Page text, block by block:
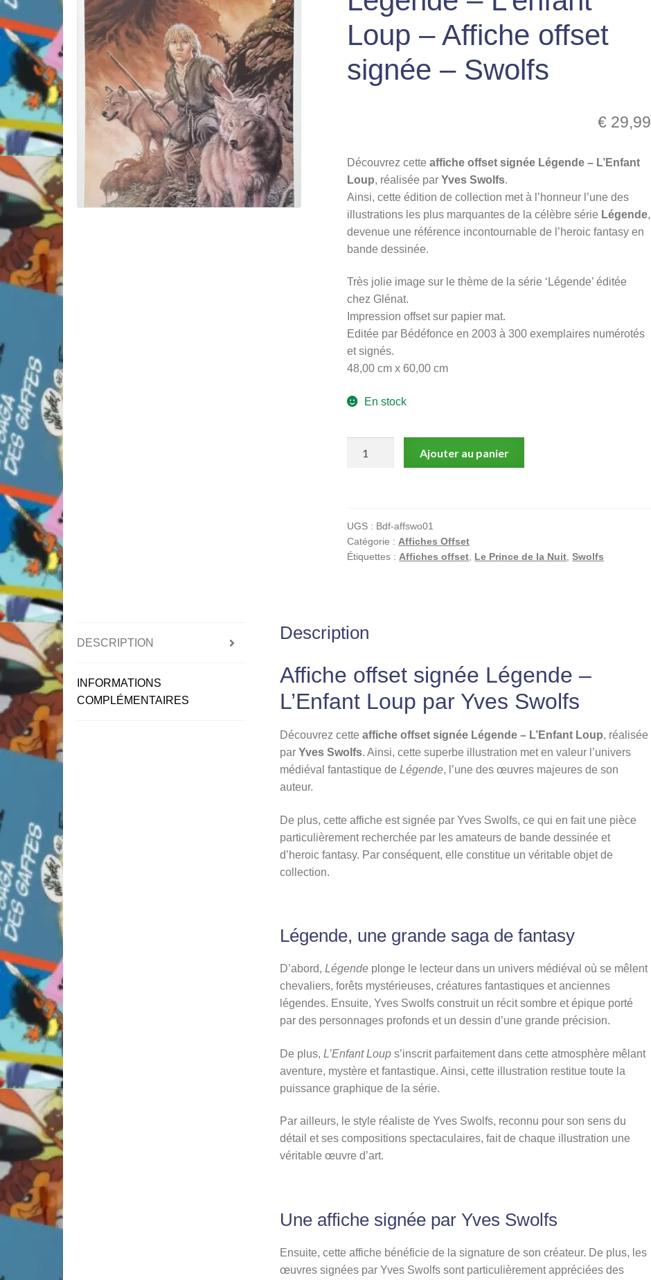
Loup – Affiche offset
signée – Swolfs
€ 29,99
Découvrez cetteaffiche offset signée Légende – L’Enfant
Loup, réalisée parYves Swolfs.
Ainsi, cette édition de collection met à l’honneur l’une des
illustrations les plus marquantes de la célèbre série Légende,
devenue une référence incontournable de l’heroic fantasy en
bande dessinée.
Très jolie image sur le thème de la série ‘Légende’ éditée
chez Glénat.
Impression offset sur papier mat.
Editée par Bédéfonce en 2003 à 300 exemplaires numérotés
et signés.
48,00 cm x 60,00 cm
En stock
Loup
-
Swolfs
Ajouter au panier
UGS : Bdf-affswo01
Catégorie :Affiches Offset
Étiquettes :Affiches offset, Le Prince de la Nuit,Swolfs
DESCRIPTION
INFORMATIONS
COMPLÉMENTAIRES
Description
Affiche offset signée Légende –
L’Enfant Loup par Yves Swolfs
Découvrez cette affiche offset signée Légende – L’Enfant Loup, réalisée
par Yves Swolfs. Ainsi, cette superbe illustration met en valeur l’univers
médiéval fantastique de Légende, l’une des œuvres majeures de son
auteur.
De plus, cette affiche est signée par Yves Swolfs, ce qui en fait une pièce
particulièrement recherchée par les amateurs de bande dessinée et
d’heroic fantasy. Par conséquent, elle constitue un véritable objet de
collection.
Légende, une grande saga de fantasy
D’abord, Légendeplonge le lecteur dans un univers médiéval où se mêlent
chevaliers, forêts mystérieuses, créatures fantastiques et anciennes
légendes. Ensuite, Yves Swolfs construit un récit sombre et épique porté
par des personnages profonds et un dessin d’une grande précision.
De plus, L’Enfant Loups’inscrit parfaitement dans cette atmosphère mêlant
aventure, mystère et fantastique. Ainsi, cette illustration restitue toute la
puissance graphique de la série.
Par ailleurs, le style réaliste de Yves Swolfs, reconnu pour son sens du
détail et ses compositions spectaculaires, fait de chaque illustration une
véritable œuvre d’art.
Une affiche signée par Yves Swolfs
Ensuite, cette affiche bénéficie de la signature de son créateur. De plus, les
œuvres signées par Yves Swolfs sont particulièrement appréciées des